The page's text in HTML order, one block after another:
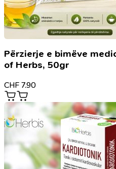
Përzierje e bimëve
of Herbs, 50gr
CHF 7.90